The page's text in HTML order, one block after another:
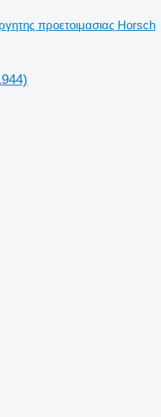
προετοιμασιας Horsch